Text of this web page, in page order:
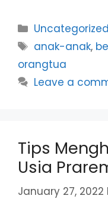
Uncategorized
anak-anak,
orangtua
Leave a
Tips
Usia
January 27, 2022